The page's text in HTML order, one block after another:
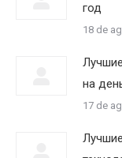
год
18 de
на
17 de